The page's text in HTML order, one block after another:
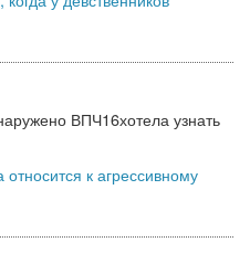
ВПЧ16хотела узнать
к агрессивному